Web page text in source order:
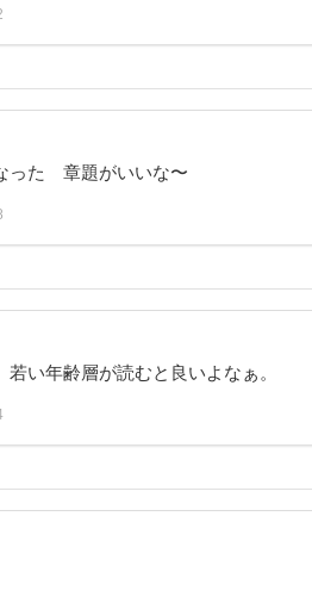
った 章題がいいな〜
い年齢層が読むと良いよなぁ。